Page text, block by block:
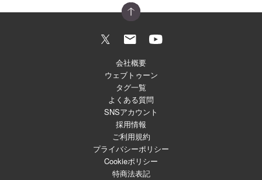
会社概要
ウェブトゥーン
タグ一覧
よくある質問
SNSアカウント
採用情報
ご利用規約
プライバシーポリシー
Cookieポリシー
特商法表記